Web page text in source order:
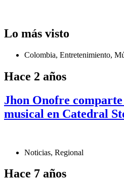
Lo más visto
Colombia, Entretenimiento,
Hace 2 años
Jhon Onofre
musical en Catedral
Noticias, Regional
Hace 7 años